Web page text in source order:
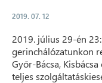
2019. 07. 12
2019. július 29-én
gerinchálózatunkon
Győr-Bácsa,
teljes